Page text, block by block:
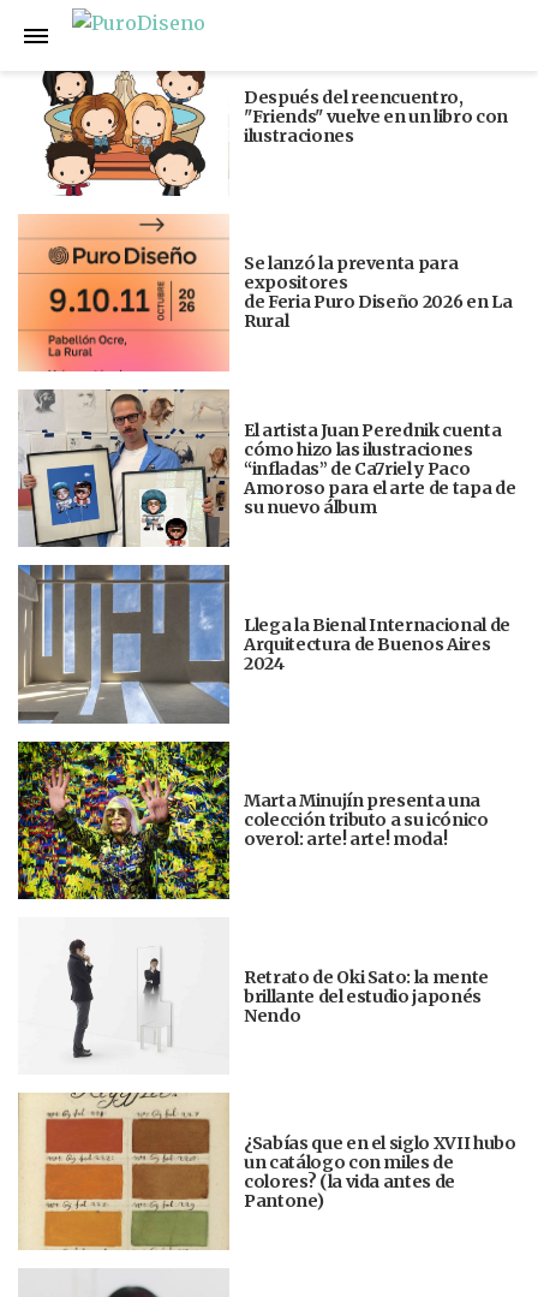
Anterior
Después del reencuentro,
"Friends" vuelve en un libro con
ilustraciones
Se lanzó la preventa para
expositores
de Feria Puro Diseño 2026 en La
Rural
El artista Juan Perednik cuenta
cómo hizo las ilustraciones
“infladas” de Ca7riel y Paco
Amoroso para el arte de tapa de
su nuevo álbum
Llega la Bienal Internacional de
Arquitectura de Buenos Aires
2024
Marta Minujín presenta una
colección tributo a su icónico
overol: arte! arte! moda!
Retrato de Oki Sato: la mente
brillante del estudio japonés
Nendo
¿Sabías que en el siglo XVII hubo
un catálogo con miles de
colores? (la vida antes de
Pantone)
Siguiente